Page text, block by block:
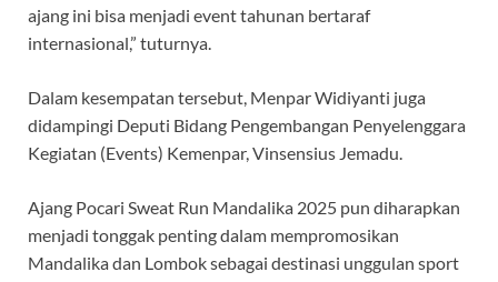
ajang ini bisa menjadi event tahunan bertaraf
internasional,” tuturnya.
Dalam kesempatan tersebut, Menpar Widiyanti juga
didampingi Deputi Bidang Pengembangan Penyelenggara
Kegiatan (Events) Kemenpar, Vinsensius Jemadu.
Ajang Pocari Sweat Run Mandalika 2025 pun diharapkan
menjadi tonggak penting dalam mempromosikan
Mandalika dan Lombok sebagai destinasi unggulan sport